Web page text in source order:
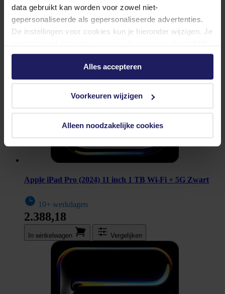
data gebruikt kan worden voor zowel niet-
gepersonaliseerde als gepersonaliseerde advertenties.
De instellingen voor cookies kun je hieronder wijzigen. Je
gebruiken.
Alles accepteren
Voorkeuren wijzigen
Alleen noodzakelijke cookies
Apple iPad Pro (2024) 11 inch 1 TB Wi-Fi + 5G Zwart
10+ werkdagen
2.388,18
In winkel­wagen Vergelijken